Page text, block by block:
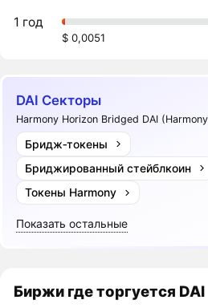
1 год
$ 0,0051
DAI Секторы
Harmony Horizon Bridged DAI
Бридж‑токены
Бриджированный стейблкоин
Токены Harmony
Показать остальные
Биржи где торгуется DAI